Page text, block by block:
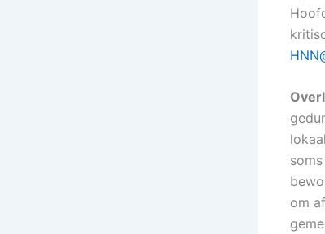
om